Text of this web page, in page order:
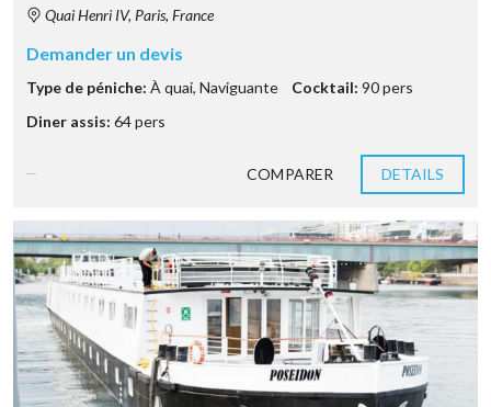
Quai Henri IV, Paris, France
Demander un devis
Type de péniche: À quai, Naviguante Cocktail: 90 pers
Diner assis: 64 pers
COMPARER DETAILS